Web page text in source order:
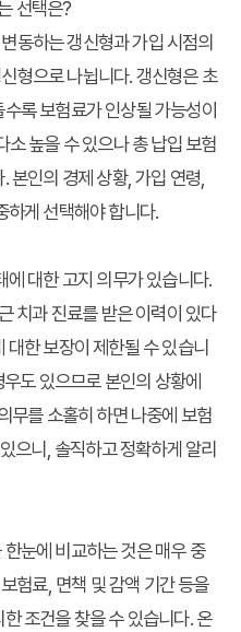
선택은?
동하는 갱신형과 가입 시점의
형으로 나뉩니다. 갱신형은 초
록 보험료가 인상될 가능성이
소 높을 수 있으나 총 납입 보험
본인의 경제 상황, 가입 연령,
하게 선택해야 합니다.
에 대한 고지 의무가 있습니다.
치과 진료를 받은 이력이 있다
한 보장이 제한될 수 있습니
도 있으므로 본인의 상황에
무를 소홀히 하면 나중에 보험
으니, 솔직하고 정확하게 알리
눈에 비교하는 것은 매우 중
험료, 면책 및 감액 기간 등을
조건을 찾을 수 있습니다. 온